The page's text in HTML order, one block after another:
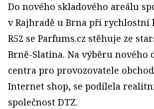
Do nového skladového areálu
v Rajhradě u Brna při
R52 se Parfums.cz stěhuje ze
Brně-Slatina. Na výběru
centra pro provozovatele
Internet shop, se podílela
společnost DTZ.